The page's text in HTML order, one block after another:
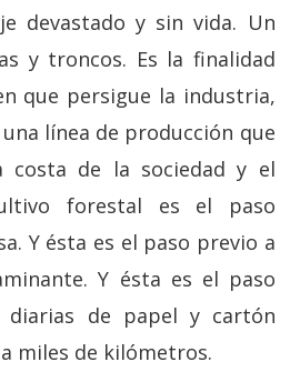
devastado y sin vida. Un
y troncos. Es la finalidad
que persigue la industria,
línea de producción que
costa de la sociedad y el
forestal es el paso
Y ésta es el paso previo a
Y ésta es el paso
diarias de papel y cartón
miles de kilómetros.